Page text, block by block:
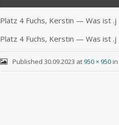
Platz 4 Fuchs, Kers­tin — Was ist .j
Platz 4 Fuchs, Kers­tin — Was ist .j
Published 30.09.2023 at950 × 950in